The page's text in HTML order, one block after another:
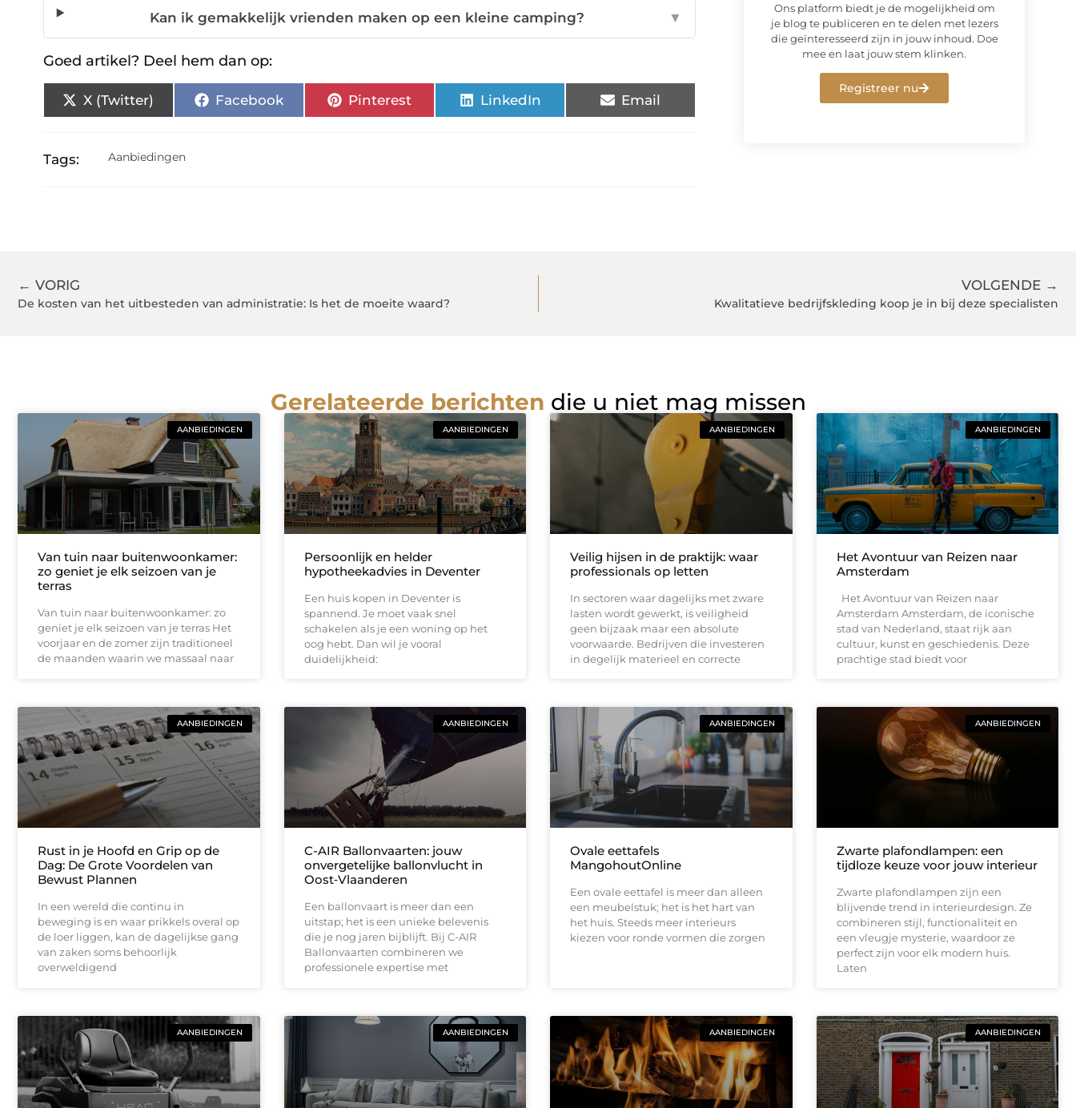
Kan ik gemakkelijk vrienden maken op een kleine camping? ▼
Goed artikel? Deel hem dan op:
X (Twitter) Facebook Pinterest LinkedIn Email
Tags: Aanbiedingen
Ons platform biedt je de mogelijkheid om
je blog te publiceren en te delen met lezers
die geïnteresseerd zijn in jouw inhoud. Doe
mee en laat jouw stem klinken.
Registreer nu
← VORIG
De kosten van het uitbesteden van administratie: Is het de moeite waard?
VOLGENDE →
Kwalitatieve bedrijfskleding koop je in bij deze specialisten
Gerelateerde berichten die u niet mag missen
AANBIEDINGEN
Van tuin naar buitenwoonkamer:
zo geniet je elk seizoen van je
terras
Van tuin naar buitenwoonkamer: zo
geniet je elk seizoen van je terras Het
voorjaar en de zomer zijn traditioneel
de maanden waarin we massaal naar
AANBIEDINGEN
Persoonlijk en helder
hypotheekadvies in Deventer
Een huis kopen in Deventer is
spannend. Je moet vaak snel
schakelen als je een woning op het
oog hebt. Dan wil je vooral
duidelijkheid:
AANBIEDINGEN
Veilig hijsen in de praktijk: waar
professionals op letten
In sectoren waar dagelijks met zware
lasten wordt gewerkt, is veiligheid
geen bijzaak maar een absolute
voorwaarde. Bedrijven die investeren
in degelijk materieel en correcte
AANBIEDINGEN
Het Avontuur van Reizen naar
Amsterdam
Het Avontuur van Reizen naar
Amsterdam Amsterdam, de iconische
stad van Nederland, staat rijk aan
cultuur, kunst en geschiedenis. Deze
prachtige stad biedt voor
AANBIEDINGEN
Rust in je Hoofd en Grip op de
Dag: De Grote Voordelen van
Bewust Plannen
In een wereld die continu in
beweging is en waar prikkels overal op
de loer liggen, kan de dagelijkse gang
van zaken soms behoorlijk
overweldigend
AANBIEDINGEN
C-AIR Ballonvaarten: jouw
onvergetelijke ballonvlucht in
Oost‑Vlaanderen
Een ballonvaart is meer dan een
uitstap; het is een unieke belevenis
die je nog jaren bijblijft. Bij C-AIR
Ballonvaarten combineren we
professionele expertise met
AANBIEDINGEN
Ovale eettafels
MangohoutOnline
Een ovale eettafel is meer dan alleen
een meubelstuk; het is het hart van
het huis. Steeds meer interieurs
kiezen voor ronde vormen die zorgen
AANBIEDINGEN
Zwarte plafondlampen: een
tijdloze keuze voor jouw interieur
Zwarte plafondlampen zijn een
blijvende trend in interieurdesign. Ze
combineren stijl, functionaliteit en
een vleugje mysterie, waardoor ze
perfect zijn voor elk modern huis.
Laten
AANBIEDINGEN AANBIEDINGEN AANBIEDINGEN AANBIEDINGEN